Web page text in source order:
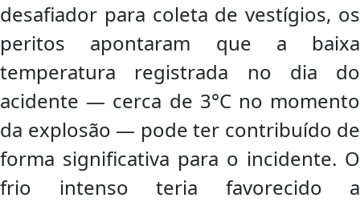
desafiador para coleta de vestígios, os
peritos apontaram que a baixa
temperatura registrada no dia do
acidente — cerca de 3°C no momento
da explosão — pode ter contribuído de
forma significativa para o incidente. O
frio intenso teria favorecido a